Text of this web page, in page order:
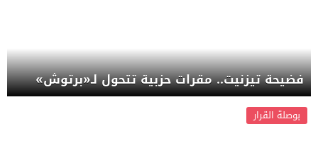
فضيحة تيزنيت.. مقرات حزبية تتحول لـ«برتوش»
بوصلة القرار